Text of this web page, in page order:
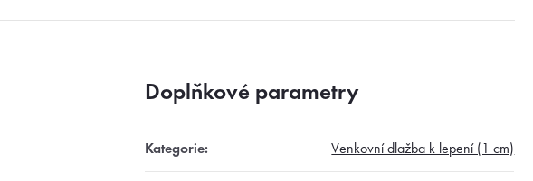
Doplňkové parametry
Kategorie: Venkovní dlažba k lepení (1 cm)